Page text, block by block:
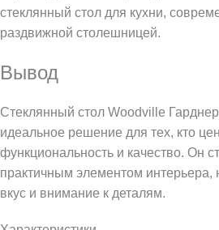
стеклянный стол для кухни,
раздвижной столешницей.
Вывод
Стеклянный стол Woodville
идеальное решение для тех, кто
функциональность и качество. Он
практичным элементом интерьера,
вкус и внимание к деталям.